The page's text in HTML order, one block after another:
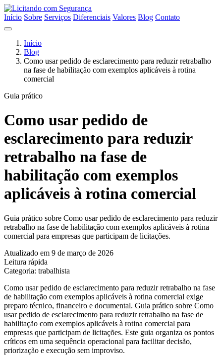
Início Sobre Serviços Diferenciais Valores Blog Contato
Início
Blog
Como usar pedido de esclarecimento para reduzir retrabalho
na fase de habilitação com exemplos aplicáveis à rotina
comercial
Guia prático
Como usar pedido de
esclarecimento para reduzir
retrabalho na fase de
habilitação com exemplos
aplicáveis à rotina comercial
Guia prático sobre Como usar pedido de esclarecimento para reduzir
retrabalho na fase de habilitação com exemplos aplicáveis à rotina
comercial para empresas que participam de licitações.
Atualizado em 9 de março de 2026
Leitura rápida
Categoria: trabalhista
Como usar pedido de esclarecimento para reduzir retrabalho na fase
de habilitação com exemplos aplicáveis à rotina comercial exige
preparo técnico, financeiro e documental. Guia prático sobre Como
usar pedido de esclarecimento para reduzir retrabalho na fase de
habilitação com exemplos aplicáveis à rotina comercial para
empresas que participam de licitações. Este guia organiza os pontos
críticos em uma sequência operacional para facilitar decisão,
priorização e execução sem improviso.